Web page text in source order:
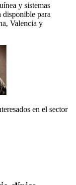
y sistemas
disponible para
Valencia y
en el sector